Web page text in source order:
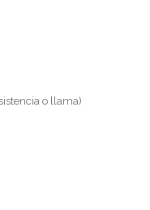
o llama)